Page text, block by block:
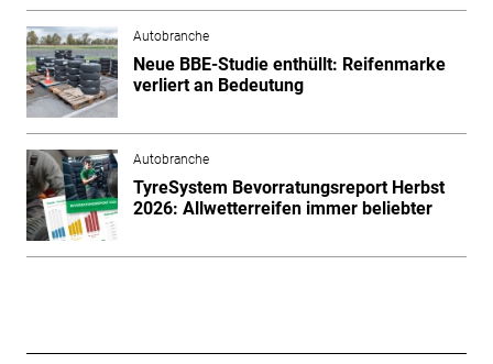
Autobranche
Neue BBE-Studie enthüllt: Reifenmarke
verliert an Bedeutung
Autobranche
TyreSystem Bevorratungsreport Herbst
2026: Allwetterreifen immer beliebter